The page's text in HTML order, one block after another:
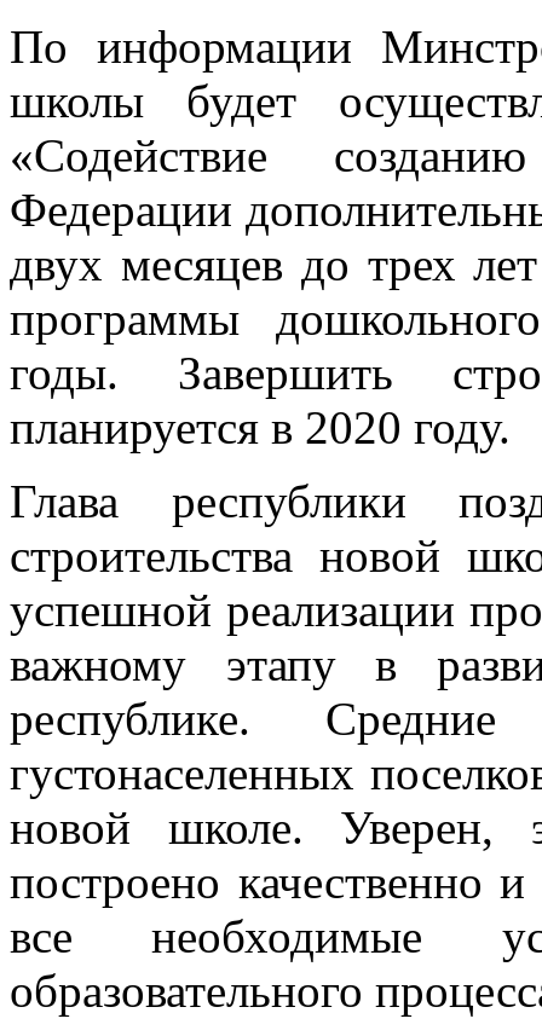
По информации
школы будет
«Содействие
Федерации
двух месяцев до трех
программы
годы. Завершить
планируется в 2020 году.
Глава республики
строительства новой
успешной реализации
важному этапу в
республике.
густонаселенных
новой школе. Уверен,
построено качественно
все необходимые
образовательного